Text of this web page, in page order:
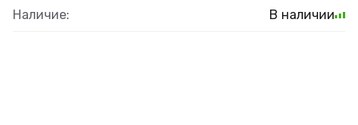
Наличие: В наличии